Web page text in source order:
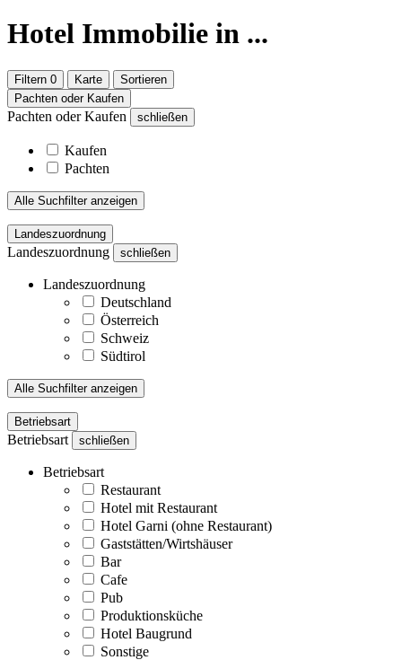
Hotel Immobilie in ...
Filtern 0 Karte
Sortieren
Pachten oder Kaufen
Pachten oder Kaufen schließen
Kaufen
Pachten
Alle Suchfilter anzeigen
Landeszuordnung
Landeszuordnung schließen
Landeszuordnung
Deutschland
Österreich
Schweiz
Südtirol
Alle Suchfilter anzeigen
Betriebsart
Betriebsart schließen
Betriebsart
Restaurant
Hotel mit Restaurant
Hotel Garni (ohne Restaurant)
Gaststätten/Wirtshäuser
Bar
Cafe
Pub
Produktionsküche
Hotel Baugrund
Sonstige